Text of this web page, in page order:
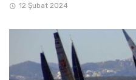
12 Şubat 2024